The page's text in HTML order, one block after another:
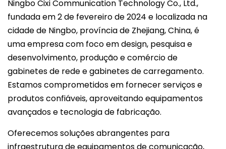
Ningbo Cixi Communication Technology Co., Ltd.,
fundada em 2 de fevereiro de 2024 e localizada na
cidade de Ningbo, província de Zhejiang, China, é
uma empresa com foco em design, pesquisa e
desenvolvimento, produção e comércio de
gabinetes de rede e gabinetes de carregamento.
Estamos comprometidos em fornecer serviços e
produtos confiáveis, aproveitando equipamentos
avançados e tecnologia de fabricação.
Oferecemos soluções abrangentes para